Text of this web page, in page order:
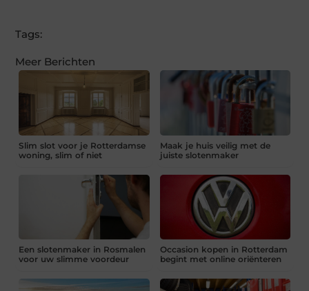
Tags:
Meer Berichten
Slim slot voor je Rotterdamse
woning, slim of niet
Maak je huis veilig met de
juiste slotenmaker
Een slotenmaker in Rosmalen
voor uw slimme voordeur
Occasion kopen in Rotterdam
begint met online oriënteren